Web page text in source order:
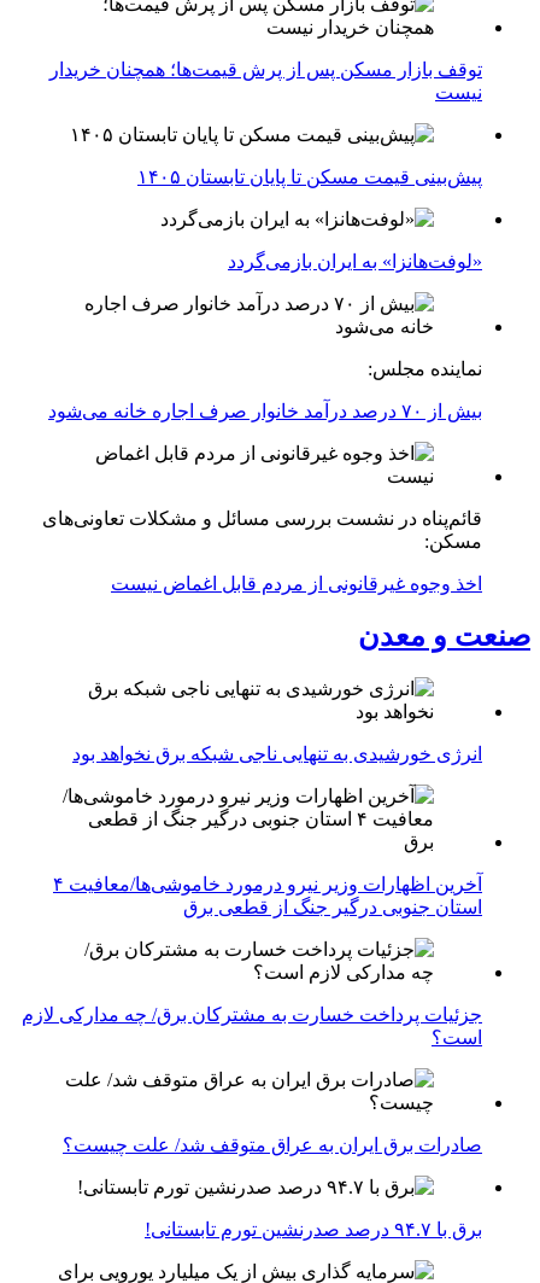
توقف بازار مسکن پس از پرش قیمت‌ها؛ همچنان خریدار
نیست
پیش‌بینی قیمت مسکن تا پایان تابستان ۱۴۰۵
«لوفت‌هانزا» به ایران بازمی‌گردد
نماینده مجلس:
بیش از ۷۰ درصد درآمد خانوار صرف اجاره خانه می‌شود
قائم‌پناه در نشست بررسی مسائل و مشکلات تعاونی‌های
مسکن:
اخذ وجوه غیرقانونی از مردم قابل اغماض نیست
صنعت و معدن
انرژی خورشیدی به تنهایی ناجی شبکه برق نخواهد بود
آخرین اظهارات وزیر نیرو درمورد خاموشی‌ها/معافیت ۴
استان جنوبی درگیر جنگ از قطعی برق
جزئیات پرداخت خسارت به مشترکان برق/ چه مدارکی لازم
است؟
صادرات برق ایران به عراق متوقف شد/ علت چیست؟
برق با ۹۴.۷ درصد صدرنشین تورم تابستانی!